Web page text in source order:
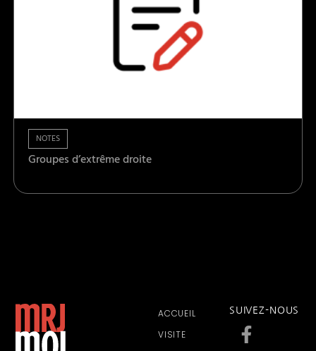
NOTES
Groupes d’extrême droite
ACCUEIL
VISITE
SUIVEZ-NOUS